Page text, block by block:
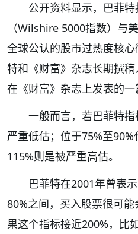
公开资料显示，巴菲
（Wilshire 5000指数）与
全球公认的股市过热度核
特和《财富》杂志长期撰
在《财富》杂志上发表的一
一般而言，若巴菲特
严重低估；位于75%至
115%则是被严重高估。
巴菲特在2001年曾表
80%之间，买入股票很可
果这个指标接近200%，比